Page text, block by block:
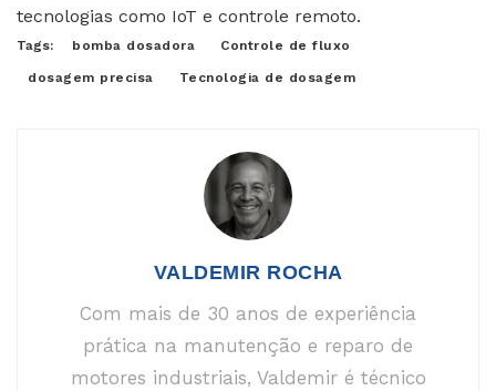
tecnologias como IoT e controle remoto.
Tags: bomba dosadora Controle de fluxo
dosagem precisa Tecnologia de dosagem
VALDEMIR ROCHA
Com mais de 30 anos de experiência
prática na manutenção e reparo de
motores industriais, Valdemir é técnico